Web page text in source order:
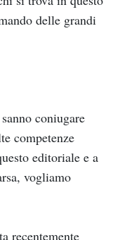
delle grandi
coniugare
competenze
editoriale e a
vogliamo
recentemente